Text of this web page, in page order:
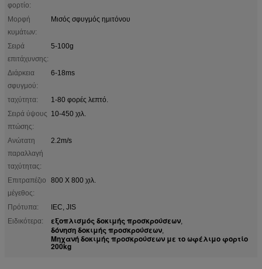
φορτίο:
Μορφή
κυμάτων:
Μισός σφυγμός ημιτόνου
Σειρά
επιτάχυνσης:
5-100g
Διάρκεια
σφυγμού:
6-18ms
ταχύτητα:
1-80 φορές λεπτό.
Σειρά ύψους
πτώσης:
10-450 χιλ.
Ανώτατη
παραλλαγή
ταχύτητας:
2.2m/s
Επιτραπέζιο
μέγεθος:
800 X 800 χιλ.
Πρότυπα:
IEC, JIS
Ειδικότερα:
εξοπλισμός δοκιμής προσκρούσεων,
δόνηση δοκιμής προσκρούσεων,
Μηχανή δοκιμής προσκρούσεων με το ωφέλιμο φορτίο
200kg